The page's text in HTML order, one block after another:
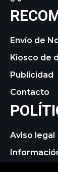
Envío de
Kiosco de
Publicidad
Contacto
Aviso legal